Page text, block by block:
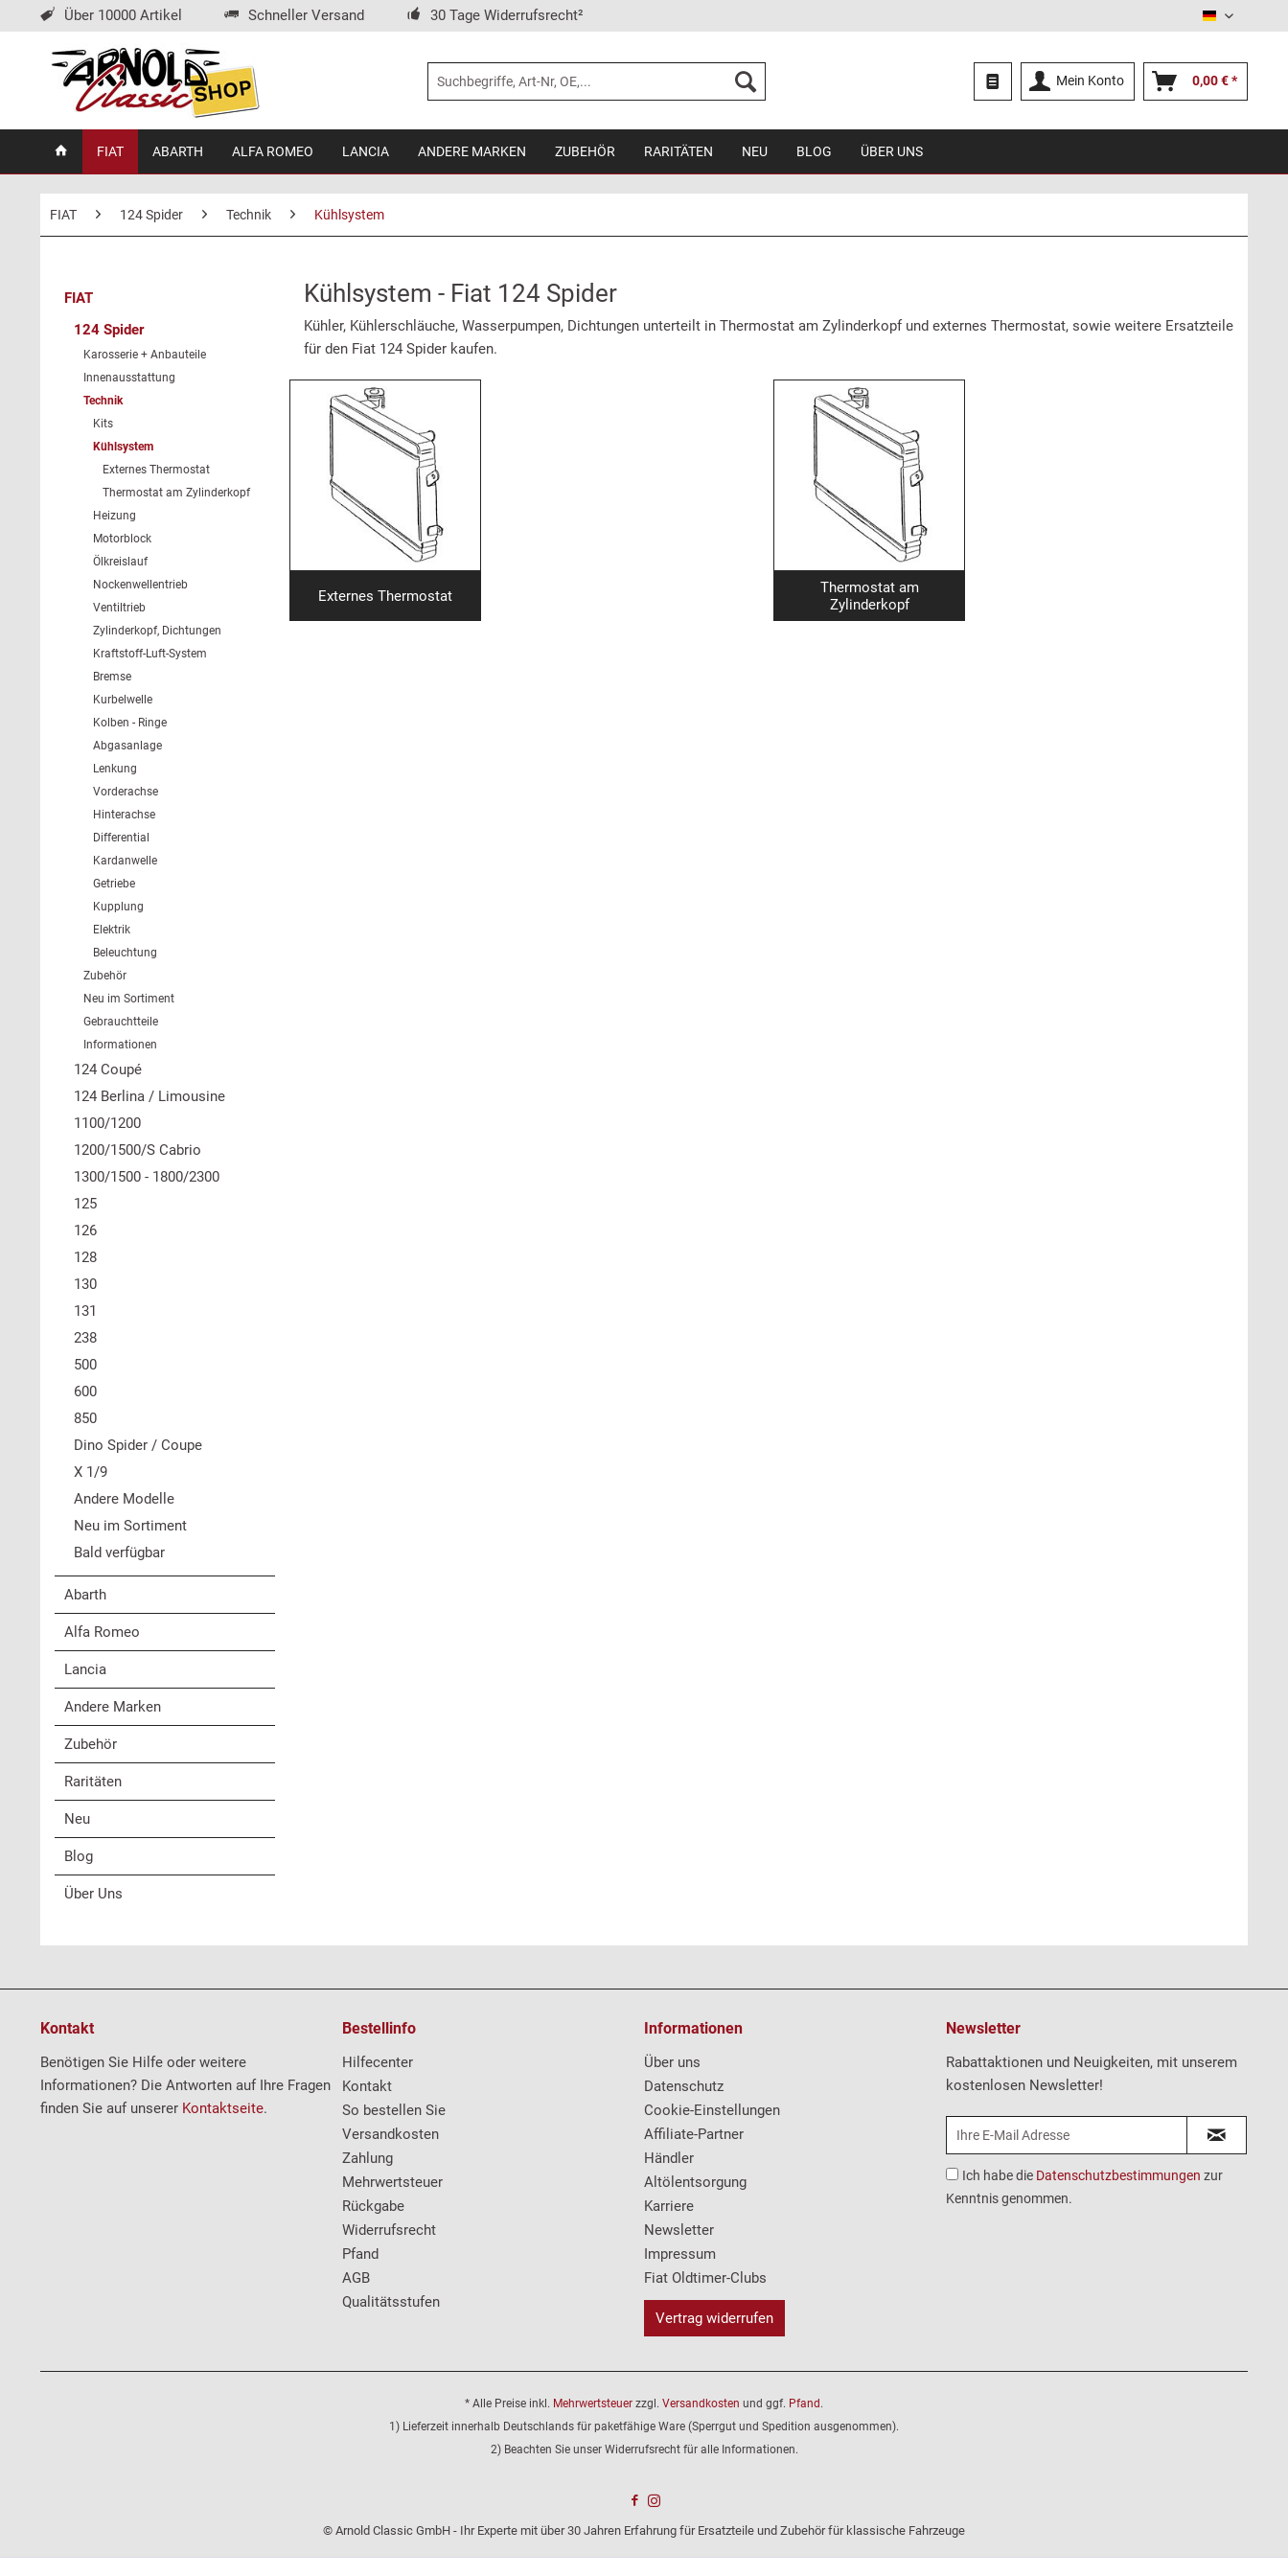
Über 10000 Artikel Schneller Versand 30 Tage Widerrufsrecht² Deutsch
Mein Konto 0,00 € *
FIAT ABARTH ALFA ROMEO LANCIA ANDERE MARKEN ZUBEHÖR RARITÄTEN NEU BLOG ÜBER UNS
FIAT 124 Spider Technik Kühlsystem
FIAT
124 Spider
Karosserie + Anbauteile
Innenausstattung
Technik
Kits
Kühlsystem
Externes Thermostat
Thermostat am Zylinderkopf
Heizung
Motorblock
Ölkreislauf
Nockenwellentrieb
Ventiltrieb
Zylinderkopf, Dichtungen
Kraftstoff-Luft-System
Bremse
Kurbelwelle
Kolben - Ringe
Abgasanlage
Lenkung
Vorderachse
Hinterachse
Differential
Kardanwelle
Getriebe
Kupplung
Elektrik
Beleuchtung
Zubehör
Neu im Sortiment
Gebrauchtteile
Informationen
124 Coupé
124 Berlina / Limousine
1100/1200
1200/1500/S Cabrio
1300/1500 - 1800/2300
125
126
128
130
131
238
500
600
850
Dino Spider / Coupe
X 1/9
Andere Modelle
Neu im Sortiment
Bald verfügbar
Abarth
Alfa Romeo
Lancia
Andere Marken
Zubehör
Raritäten
Neu
Blog
Über Uns
Kühlsystem - Fiat 124 Spider
Kühler, Kühlerschläuche, Wasserpumpen, Dichtungen unterteilt in Thermostat am Zylinderkopf und externes Thermostat, sowie weitere Ersatzteile
für den Fiat 124 Spider kaufen.
Externes Thermostat
Thermostat am
Zylinderkopf
Kontakt
Benötigen Sie Hilfe oder weitere
Informationen? Die Antworten auf Ihre Fragen
finden Sie auf unserer Kontaktseite.
Bestellinfo
Hilfecenter
Kontakt
So bestellen Sie
Versandkosten
Zahlung
Mehrwertsteuer
Rückgabe
Widerrufsrecht
Pfand
AGB
Qualitätsstufen
Informationen
Über uns
Datenschutz
Cookie-Einstellungen
Affiliate-Partner
Händler
Altölentsorgung
Karriere
Newsletter
Impressum
Fiat Oldtimer-Clubs
Vertrag widerrufen
Newsletter
Rabattaktionen und Neuigkeiten, mit unserem
kostenlosen Newsletter!
Ich habe die Datenschutzbestimmungen zur
Kenntnis genommen.
* Alle Preise inkl. Mehrwertsteuer zzgl. Versandkosten und ggf. Pfand .
1) Lieferzeit innerhalb Deutschlands für paketfähige Ware (Sperrgut und Spedition ausgenommen).
2) Beachten Sie unser Widerrufsrecht für alle Informationen.
© Arnold Classic GmbH - Ihr Experte mit über 30 Jahren Erfahrung für Ersatzteile und Zubehör für klassische Fahrzeuge